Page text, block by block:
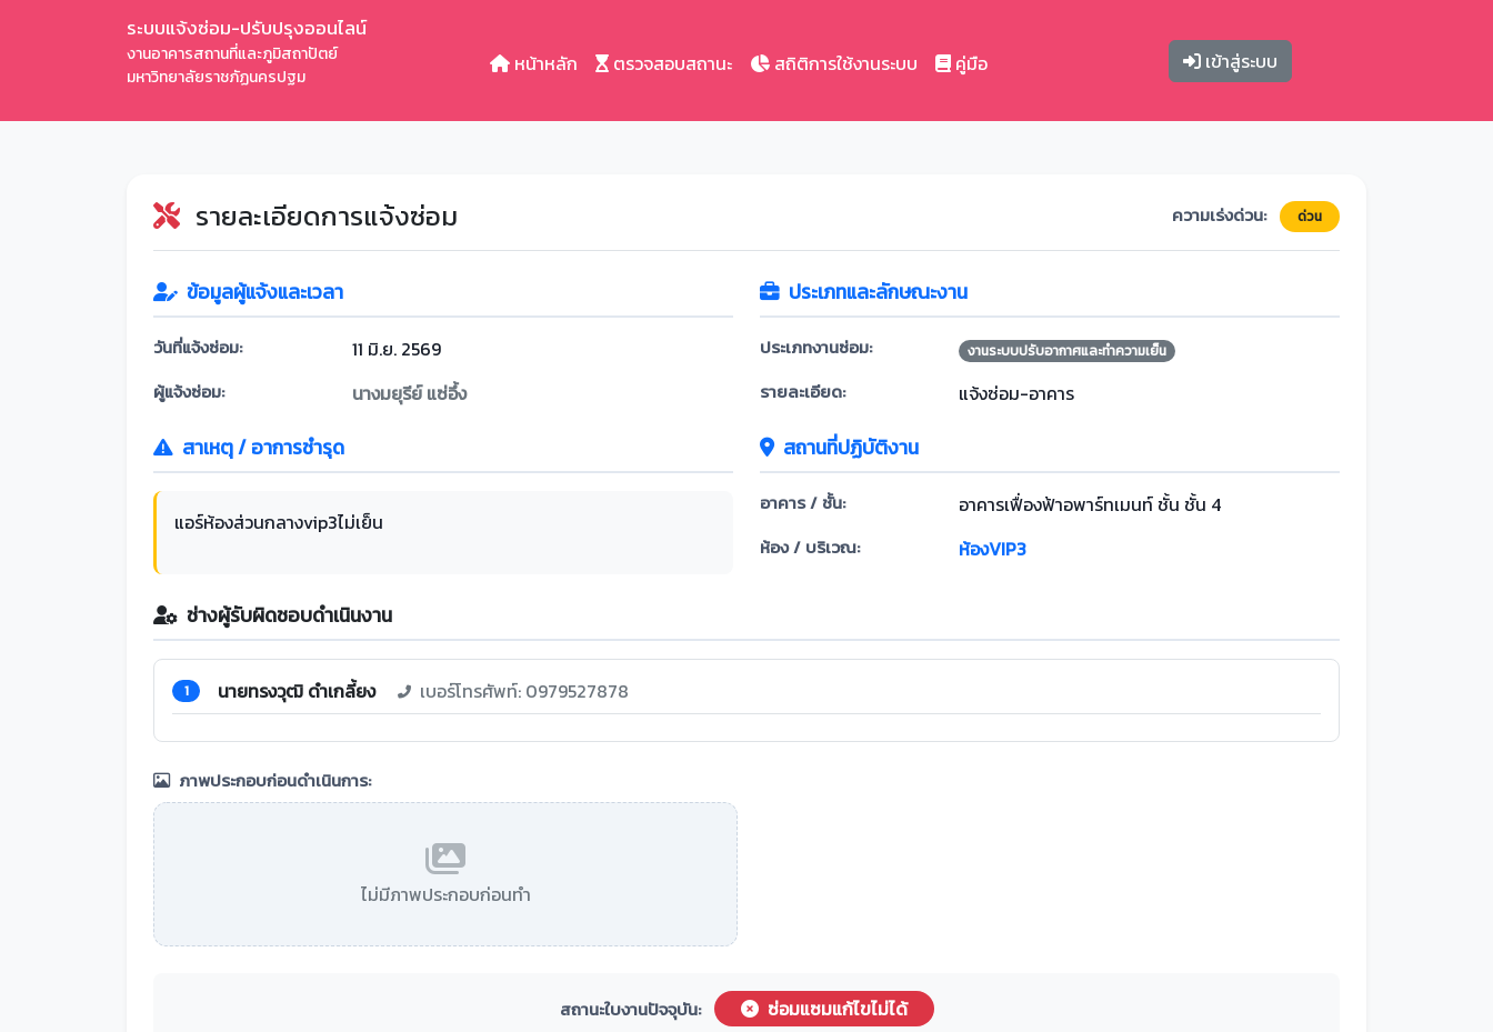
ระบบแจ้งซ่อม-ปรับปรุงออนไลน์
งานอาคารสถานที่และภูมิสถาปัตย์
มหาวิทยาลัยราชภัฏนครปฐม
หน้าหลัก ตรวจสอบสถานะ สถิติการใช้งานระบบ คู่มือ เข้าสู่ระบบ
รายละเอียดการแจ้งซ่อม ความเร่งด่วน: ด่วน
ข้อมูลผู้แจ้งและเวลา
วันที่แจ้งซ่อม: 11 มิ.ย. 2569
ผู้แจ้งซ่อม: นางมยุรีย์ แซ่อึ้ง
ประเภทและลักษณะงาน
ประเภทงานซ่อม: งานระบบปรับอากาศและทำความเย็น
รายละเอียด: แจ้งซ่อม-อาคาร
สาเหตุ / อาการชำรุด
แอร์ห้องส่วนกลางvip3ไม่เย็น
สถานที่ปฏิบัติงาน
อาคาร / ชั้น: อาคารเฟื่องฟ้าอพาร์ทเมนท์ ชั้น ชั้น 4
ห้อง / บริเวณ: ห้องVIP3
ช่างผู้รับผิดชอบดำเนินงาน
1 นายทรงวุฒิ ดำเกลี้ยง เบอร์โทรศัพท์: 0979527878
ภาพประกอบก่อนดำเนินการ:
ไม่มีภาพประกอบก่อนทำ
สถานะใบงานปัจจุบัน: ซ่อมแซมแก้ไขไม่ได้